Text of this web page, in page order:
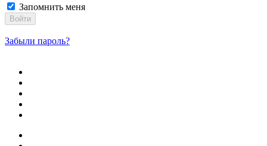
Запомнить меня
Войти
Забыли пароль?